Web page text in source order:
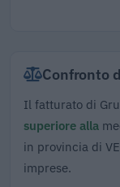
Confronto
Il fatturato di
superiore alla
in provincia di
imprese.